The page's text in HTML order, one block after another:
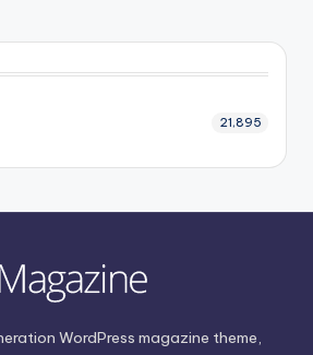
21,895
WordPress magazine theme,